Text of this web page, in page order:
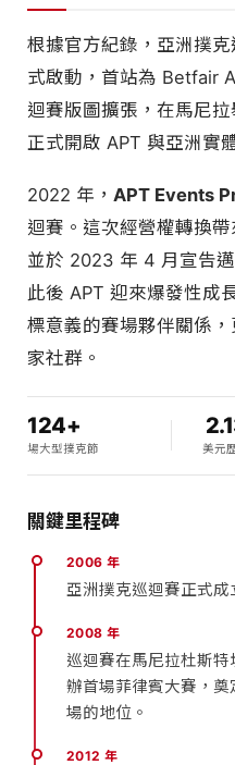
根據官方紀錄，亞洲撲
式啟動，首站為 Betfair
迴賽版圖擴張，在馬尼
正式開啟 APT 與亞洲實
2022 年， APT Events
迴賽。這次經營權轉換
並於 2023 年 4 月宣告
此後 APT 迎來爆發性成
標意義的賽場夥伴關係
家社群。
124+
場大型撲克節 美元
關鍵里程碑
2006 年
亞洲撲克巡迴賽正式成
2008 年
巡迴賽在馬尼拉杜斯
辦首場菲律賓大賽，
場的地位。
2012 年